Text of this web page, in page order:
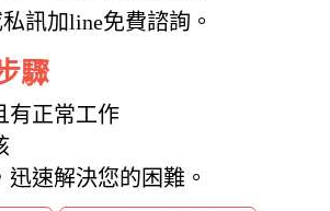
訊加line免費諮詢。
驟
有正常工作
迅速解決您的困難。